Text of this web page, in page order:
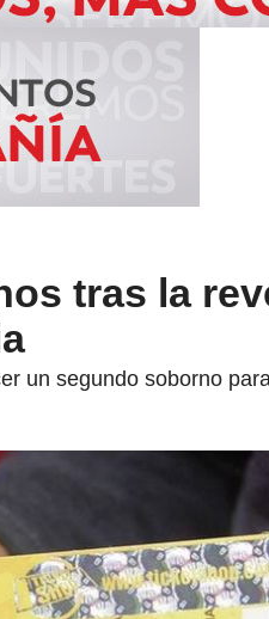
tras la
un segundo soborno